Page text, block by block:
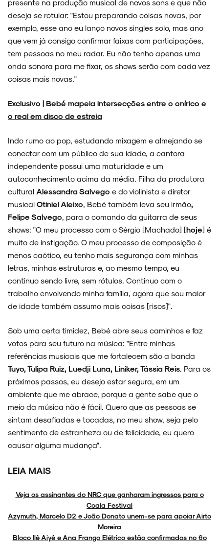
presente na produção musical de novos sons e que não
deseja se rotular: "Estou preparando coisas novas, por
exemplo, esse ano eu lanço novos singles solo, mas ano
que vem já consigo confirmar faixas com participações,
tem pessoas no meu radar. Eu não tenho apenas uma
onda sonora para me fixar, os shows serão com cada vez
coisas mais novas."
Exclusivo | Bebé mapeia intersecções entre o onírico e
o real em disco de estreia
Indo rumo ao pop, estudando mixagem e almejando se
conectar com um público de sua idade, a cantora
independente possui uma maturidade e um
autoconhecimento acima da média. Filha da produtora
cultural Alessandra Salvego e do violinista e diretor
musical Otiniel Aleixo , Bebé também leva seu irmão,
Felipe Salvego , para o comando da guitarra de seus
shows: "O meu processo com o Sérgio [Machado] [hoje] é
muito de instigação. O meu processo de composição é
menos caótico, eu tenho mais segurança com minhas
letras, minhas estruturas e, ao mesmo tempo, eu
continuo sendo livre, sem rótulos. Continuo com o
trabalho envolvendo minha família, agora que sou maior
de idade também assumo mais coisas [risos]".
Sob uma certa timidez, Bebé abre seus caminhos e faz
votos para seu futuro na música: "Entre minhas
referências musicais que me fortalecem são a banda
Tuyo, Tulipa Ruiz, Luedji Luna, Liniker, Tássia Reis . Para os
próximos passos, eu desejo estar segura, em um
ambiente que me abrace, porque a gente sabe que o
meio da música não é fácil. Quero que as pessoas se
sintam desafiadas e tocadas, no meu show, seja pelo
sentimento de estranheza ou de felicidade, eu quero
causar alguma mudança".
LEIA MAIS
Veja os assinantes do NRC que ganharam ingressos para o
Coala Festival
Azymuth, Marcelo D2 e João Donato unem-se para apoiar Airto
Moreira
Bloco Ilê Aiyê e Ana Frango Elétrico estão confirmados no 6º